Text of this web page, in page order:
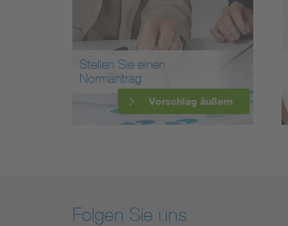
Stellen Sie einen
Normantrag
Vorschlag äußern
Folgen Sie uns